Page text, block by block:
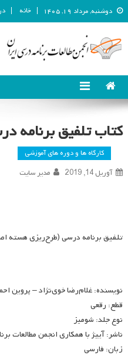
دوشنبه, مرداد ۱۹, ۱۴۰۵ خانه
انجمن مطالعات
کتاب تلفیق برنامه
کارگاه ها و دوره های آموزشی
آوریل 14, 2019 مدیر سایت
تلفیق برنامه درسی (طرح‌ریزی هسته
نویسنده: غلام‌رضا خوی‌نژاد – پروین
قطع: رقعی
نوع جلد: شومیز
ناشر: آییژ با همکاری انجمن مطالعات
زبان: فارسی